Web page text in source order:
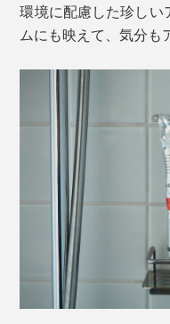
環境に配慮した珍し
ムにも映えて、気分も